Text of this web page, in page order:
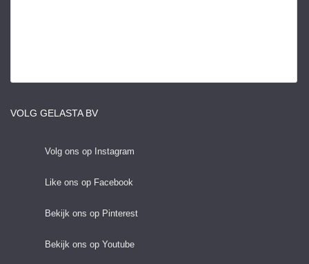
VOLG GELASTA BV
Volg ons op Instagram
Like ons op Facebook
Bekijk ons op Pinterest
Bekijk ons op Youtube